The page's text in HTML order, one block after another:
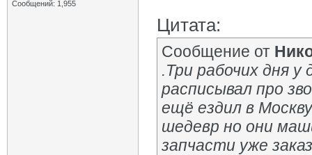
Сообщений: 1,955
Цитата:
Сообщение от
.Три рабочих дня у
расписывал про
ещё ездил в
шедевр но они
запчасти уже